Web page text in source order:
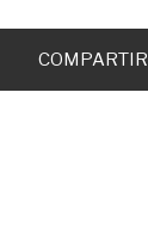
COMPARTIR